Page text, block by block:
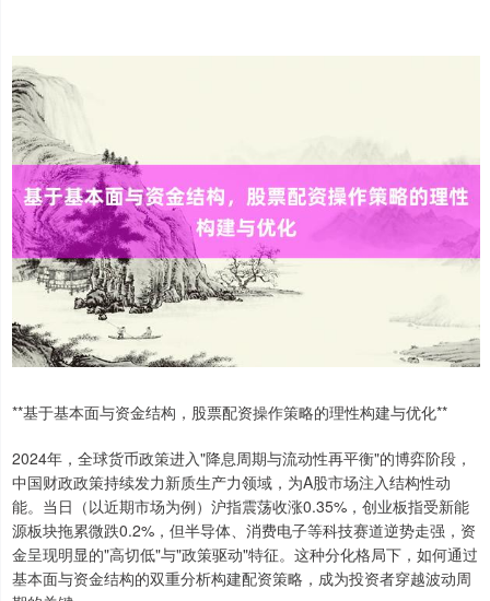
**基于基本面与资金结构，股票配资操作策略的理性构建与优化**
2024年，全球货币政策进入"降息周期与流动性再平衡"的博弈阶段，
中国财政政策持续发力新质生产力领域，为A股市场注入结构性动
能。当日（以近期市场为例）沪指震荡收涨0.35%，创业板指受新能
源板块拖累微跌0.2%，但半导体、消费电子等科技赛道逆势走强，资
金呈现明显的"高切低"与"政策驱动"特征。这种分化格局下，如何通过
基本面与资金结构的双重分析构建配资策略，成为投资者穿越波动周